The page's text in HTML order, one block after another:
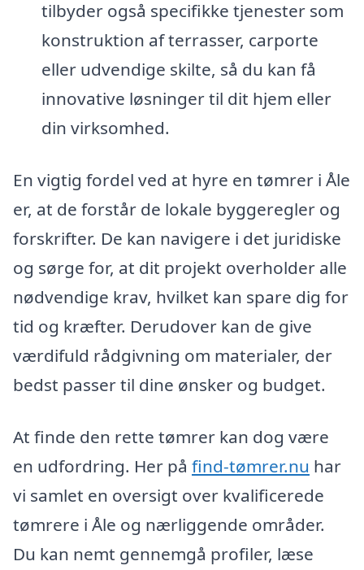
tilbyder også specifikke tjenester som
konstruktion af terrasser, carporte
eller udvendige skilte, så du kan få
innovative løsninger til dit hjem eller
din virksomhed.
En vigtig fordel ved at hyre en tømrer i Åle
er, at de forstår de lokale byggeregler og
forskrifter. De kan navigere i det juridiske
og sørge for, at dit projekt overholder alle
nødvendige krav, hvilket kan spare dig for
tid og kræfter. Derudover kan de give
værdifuld rådgivning om materialer, der
bedst passer til dine ønsker og budget.
At finde den rette tømrer kan dog være
en udfordring. Her på find-tømrer.nu har
vi samlet en oversigt over kvalificerede
tømrere i Åle og nærliggende områder.
Du kan nemt gennemgå profiler, læse